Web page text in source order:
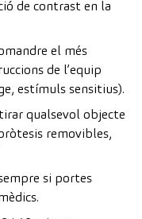
de contrast en la
el més
de l’equip
estímuls sensitius).
qualsevol objecte
removibles,
si portes